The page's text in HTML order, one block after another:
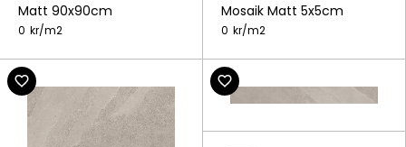
Matt 90x90cm
0 kr/m2
Mosaik Matt 5x5cm
0 kr/m2